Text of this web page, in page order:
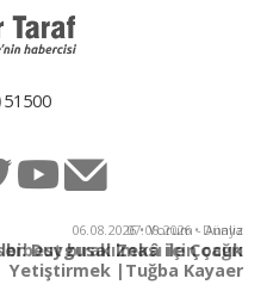
51500
06.08.2026 • Yorum - Analiz
Duygusal Zekâ ile Çocuk
Yetiştirmek |Tuğba Kayaer